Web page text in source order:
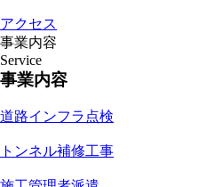
アクセス
事業内容
Service
事業内容
道路インフラ点検
トンネル補修工事